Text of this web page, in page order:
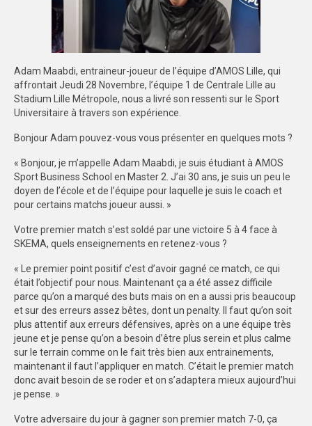
LILLE
VIDÉOTHÈQUE
LOGOTHÈQUE
AFFICHES
PALMARÈS
PARTENAIRES
Adam Maabdi, entraineur-joueur de l’équipe d’AMOS Lille, qui
affrontait Jeudi 28 Novembre, l’équipe 1 de Centrale Lille au
Stadium Lille Métropole, nous a livré son ressenti sur le Sport
Universitaire à travers son expérience.
Bonjour Adam pouvez-vous vous présenter en quelques mots ?
« Bonjour, je m’appelle Adam Maabdi, je suis étudiant à AMOS
Sport Business School en Master 2. J’ai 30 ans, je suis un peu le
doyen de l’école et de l’équipe pour laquelle je suis le coach et
pour certains matchs joueur aussi. »
Votre premier match s’est soldé par une victoire 5 à 4 face à
SKEMA, quels enseignements en retenez-vous ?
« Le premier point positif c’est d’avoir gagné ce match, ce qui
était l’objectif pour nous. Maintenant ça a été assez difficile
parce qu’on a marqué des buts mais on en a aussi pris beaucoup
et sur des erreurs assez bêtes, dont un penalty. Il faut qu’on soit
plus attentif aux erreurs défensives, après on a une équipe très
jeune et je pense qu’on a besoin d’être plus serein et plus calme
sur le terrain comme on le fait très bien aux entrainements,
maintenant il faut l’appliquer en match. C’était le premier match
donc avait besoin de se roder et on s’adaptera mieux aujourd’hui
je pense. »
Votre adversaire du jour à gagner son premier match 7-0, ça